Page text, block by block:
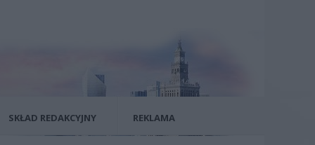
SKŁAD REDAKCYJNY REKLAMA